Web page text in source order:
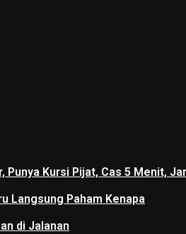
Punya Kursi Pijat, Cas 5 Menit,
Langsung Paham Kenapa
di Jalanan